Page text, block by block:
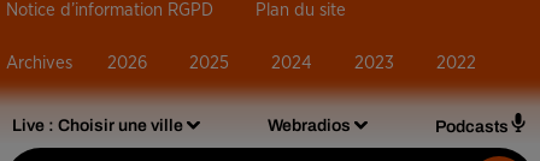
Live : Choisir une ville Webradios Podcasts
Notice d’information RGPD Plan du site
Archives 2026 2025 2024 2023 2022